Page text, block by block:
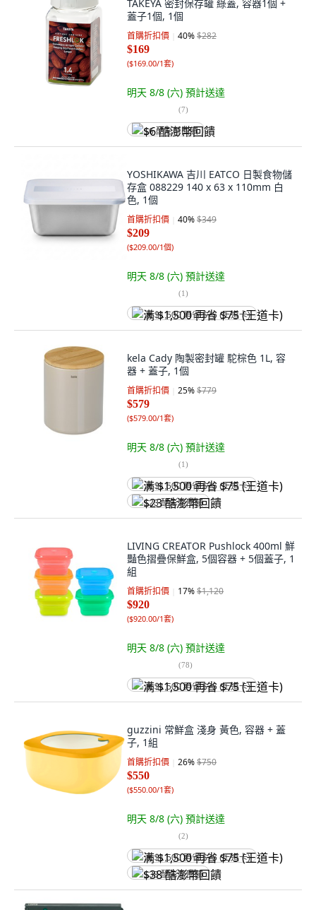
TAKEYA 密封保存罐 綠蓋, 容器1個 +
蓋子1個, 1個
首購折扣價 40%$282
$169
($169.00/1套)
明天 8/8 (六) 預計送達
(7)
$6 酷澎幣回饋
YOSHIKAWA 吉川 EATCO 日製食物儲
存盒 088229 140 x 63 x 110mm 白
色, 1個
首購折扣價 40%$349
$209
($209.00/1個)
明天 8/8 (六) 預計送達
(1)
满 $1,500 再省 $75 (王道卡)
kela Cady 陶製密封罐 駝棕色 1L, 容
器 + 蓋子, 1個
首購折扣價 25%$779
$579
($579.00/1套)
明天 8/8 (六) 預計送達
(1)
满 $1,500 再省 $75 (王道卡)
$23 酷澎幣回饋
LIVING CREATOR Pushlock 400ml 鮮
豔色摺疊保鮮盒, 5個容器 + 5個蓋子, 1
組
首購折扣價 17%$1,120
$920
($920.00/1套)
明天 8/8 (六) 預計送達
(78)
满 $1,500 再省 $75 (王道卡)
guzzini 常鮮盒 淺身 黃色, 容器 + 蓋
子, 1組
首購折扣價 26%$750
$550
($550.00/1套)
明天 8/8 (六) 預計送達
(2)
满 $1,500 再省 $75 (王道卡)
$38 酷澎幣回饋